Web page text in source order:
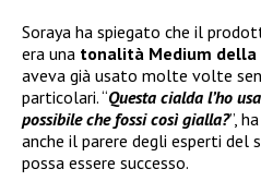
Soraya ha spiegato che il
era una tonalità Medium
aveva già usato molte volte
particolari. “Questa cialda l’ho
possibile che fossi così gialla?”,
anche il parere degli esperti del
possa essere successo.